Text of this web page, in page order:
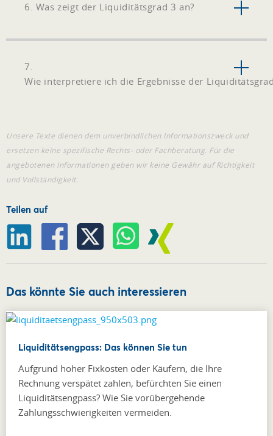
6. Was zeigt der Liquiditätsgrad 3 an?
7.
Wie interpretiere ich die Ergebnisse der
Unsere Texte dienen dem unverbindlichen Informationszweck und
ersetzen keine spezifische Rechts- oder Fachberatung. Für die
angebotenen Informationen geben wir keine Gewähr auf Richtigkeit
und Vollständigkeit.
Teilen auf
Das könnte Sie auch interessieren
Liquiditätsengpass: Das können Sie tun
Aufgrund hoher Fixkosten oder Käufern, die Ihre
Rechnung verspätet zahlen, befürchten Sie einen
Liquiditätsengpass? Wie Sie vorübergehende
Zahlungsschwierigkeiten vermeiden.